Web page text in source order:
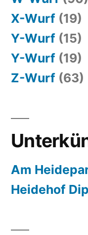
X-Wurf (19)
Y-Wurf (15)
Y-Wurf (19)
Z-Wurf (63)
Am
Heidehof